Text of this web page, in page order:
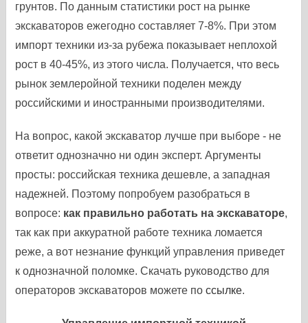
грунтов. По данным статистики рост на рынке
экскаваторов ежегодно составляет 7-8%. При этом
импорт техники из-за рубежа показывает неплохой
рост в 40-45%, из этого числа. Получается, что весь
рынок землеройной техники поделен между
российскими и иностранными производителями.
На вопрос, какой экскаватор лучше при выборе - не
ответит однозначно ни один эксперт. Аргументы
просты: российская техника дешевле, а западная
надежней. Поэтому попробуем разобраться в
вопросе: как правильно работать на экскаваторе,
так как при аккуратной работе техника ломается
реже, а вот незнание функций управления приведет
к однозначной поломке. Скачать руководство для
операторов экскаваторов можете поссылке.